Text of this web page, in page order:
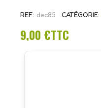
REF dec85 CATÉGORIE
9,00 €TTC